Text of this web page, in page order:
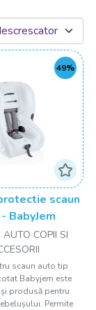
49%
scaun
BabyJem
COPII SI
scaun auto tip
Babyjem este
produsă pentru
Permite